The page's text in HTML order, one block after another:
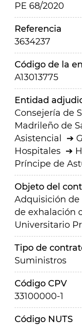
PE 68/2020
Referencia
3634237
Código de la
A13013775
Entidad
Consejería de
Madrileño de
Asistencial
Hospitales
Príncipe de
Objeto del
Adquisición de
de exhalación
Universitario
Tipo de
Suministros
Código CPV
33100000-1
Código NUTS